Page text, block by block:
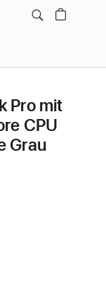
Pro mit
CPU
Grau